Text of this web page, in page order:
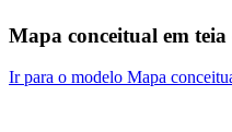
Mapa conceitual em
Ir para o modelo Mapa